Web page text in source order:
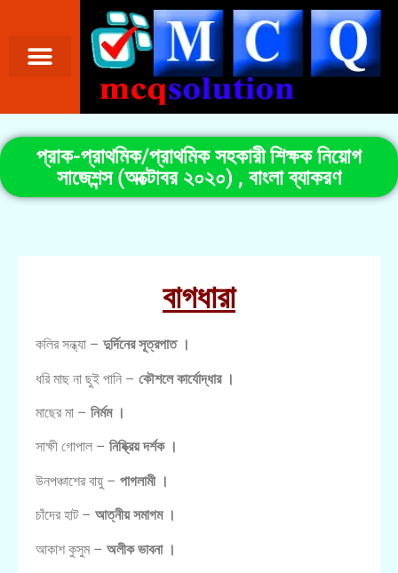
প্রাক-প্রাথমিক/প্রাথমিক সহকারী শিক্ষক নিয়োগ
সাজেশন্স (অক্টোবর ২০২০) , বাংলা ব্যাকরণ
বাগধারা
কলির সন্ধ্যা – দুর্দিনের সূত্রপাত ।
ধরি মাছ না ছুই পানি – কৌশলে কার্যোদ্ধার ।
মাছের মা – নির্মম ।
সাক্ষী গোপাল – নিষ্ক্রিয় দর্শক ।
উনপঞ্চাশের বায়ু – পাগলামী ।
চাঁদের হাট – আত্নীয় সমাগম ।
আকাশ কুসুম – অলীক ভাবনা ।